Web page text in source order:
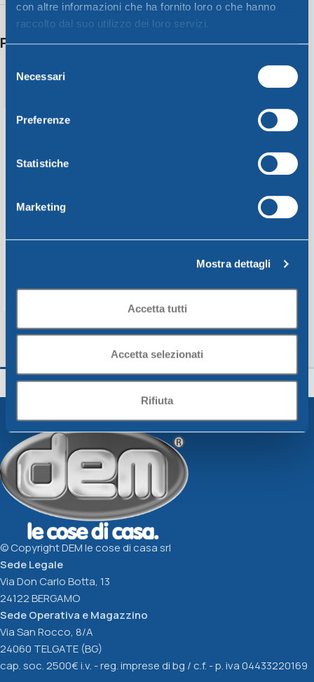
con altre informazioni che ha fornito loro o che hanno
raccolto dal suo utilizzo dei loro servizi.
delNecessari
Preferenze
Statistiche
Marketing
Mostra dettagli
Accetta tutti
Accetta selezionati
Rifiuta
Potrebbero interessarti anche
TAZZONE JUMBO CC.650
CRYSTALWAY
Scegli Scegli
© Copyright DEM le cose di casa srl
Sede Legale
Via Don Carlo Botta, 13
24122 BERGAMO
Sede Operativa e Magazzino
Via San Rocco, 8/A
24060 TELGATE (BG)
cap. soc. 2500€ i.v. - reg. imprese di bg / c.f. - p. iva 04433220169